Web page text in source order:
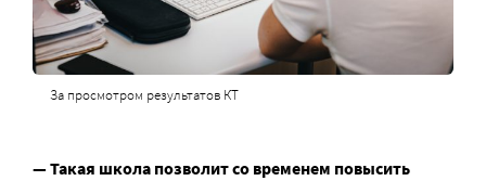
За просмотром результатов КТ
— Такая школа позволит со временем повысить